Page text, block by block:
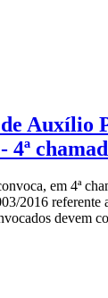
Auxílio
4ª
em 4ª
2016
devem